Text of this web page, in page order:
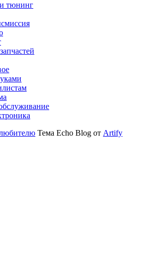
тюнинг
Тема Echo Blog от Artify